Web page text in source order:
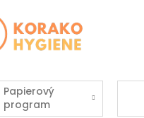
Papierový
program